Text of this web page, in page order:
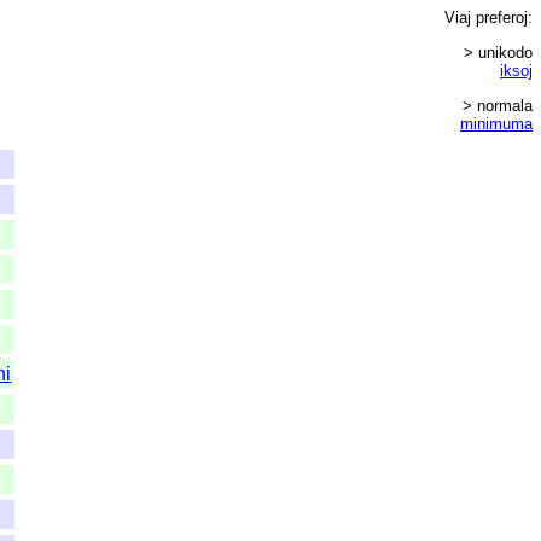
Viaj preferoj:
> unikodo
iksoj
> normala
minimuma